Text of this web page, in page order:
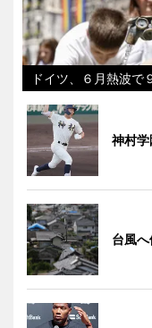
ドイツ、６月熱波で
神村
台風